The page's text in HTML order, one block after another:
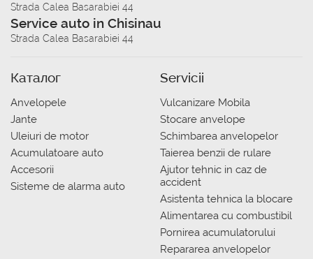
Strada Calea Basarabiei 44
Service auto in Chisinau
Strada Calea Basarabiei 44
Каталог
Anvelopele
Jante
Uleiuri de motor
Acumulatoare auto
Accesorii
Sisteme de alarma auto
Servicii
Vulcanizare Mobila
Stocare anvelope
Schimbarea anvelopelor
Taierea benzii de rulare
Ajutor tehnic in caz de
accident
Asistenta tehnica la blocare
Alimentarea cu combustibil
Pornirea acumulatorului
Repararea anvelopelor